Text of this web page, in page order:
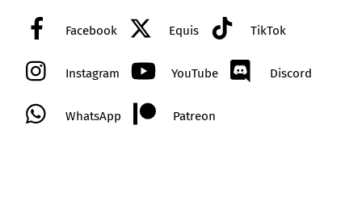
Facebook Equis TikTok
Instagram YouTube Discord
WhatsApp Patreon